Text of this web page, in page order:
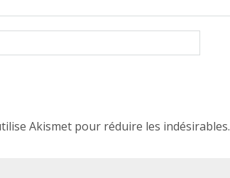
Akismet pour réduire les indésirables.